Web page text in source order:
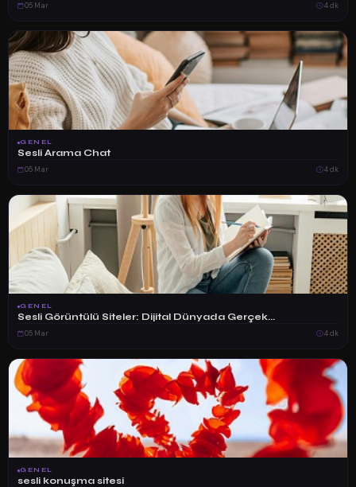
05 Mar 4 dk
GENEL
Sesli Arama Chat
05 Mar 4 dk
GENEL
Sesli Görüntülü Siteler: Dijital Dünyada Gerçek...
05 Mar 4 dk
GENEL
sesli konuşma sitesi